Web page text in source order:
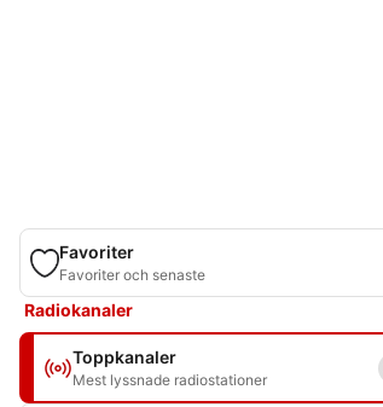
Favoriter
Favoriter och senaste
Radiokanaler
Toppkanaler
Mest lyssnade radiostationer